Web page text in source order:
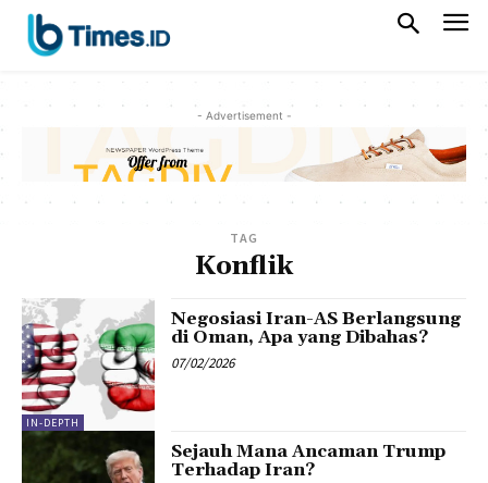
- Advertisement -
TAG
Konflik
IN-DEPTH
Negosiasi Iran-AS Berlangsung
di Oman, Apa yang Dibahas?
07/02/2026
Sejauh Mana Ancaman Trump
Terhadap Iran?